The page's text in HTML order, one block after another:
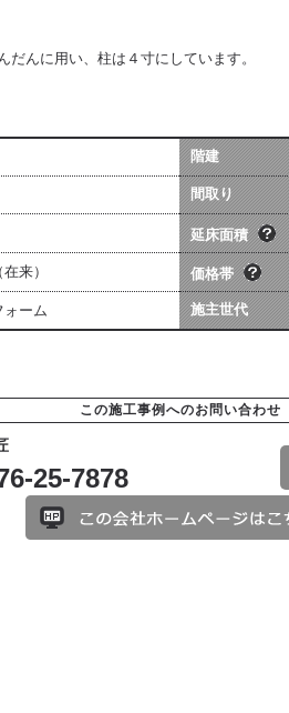
だんに用い、柱は４寸にしています。
階建
間取り
延床面積
坪数は会社によって
異なる場合がありま
来） 価格帯
価格には、建物本体価
用（暖房工事・換気工
[照明込]・給排水工事[宅
ます。
ォーム 施主世代
この施工事例へのお問い合わせ
25-7878